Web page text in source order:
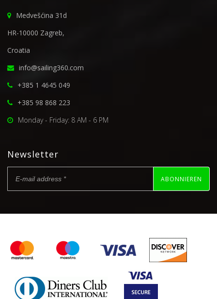
Medvešćina 31d
HR-10000 Zagreb,
Croatia
info@sailing360.com
+385 1 4645 049
+385 98 868 223
Monday - Friday: 8 AM - 6 PM
Newsletter
ABONNIEREN